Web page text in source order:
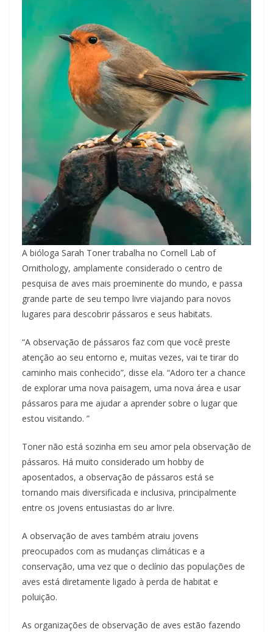
A bióloga Sarah Toner trabalha no Cornell Lab of
Ornithology, amplamente considerado o centro de
pesquisa de aves mais proeminente do mundo, e passa
grande parte de seu tempo livre viajando para novos
lugares para descobrir pássaros e seus habitats.
“A observação de pássaros faz com que você preste
atenção ao seu entorno e, muitas vezes, vai te tirar do
caminho mais conhecido”, disse ela. “Adoro ter a chance
de explorar uma nova paisagem, uma nova área e usar
pássaros para me ajudar a aprender sobre o lugar que
estou visitando. ”
Toner não está sozinha em seu amor pela observação de
pássaros. Há muito considerado um hobby de
aposentados, a observação de pássaros está se
tornando mais diversificada e inclusiva, principalmente
entre os jovens entusiastas do ar livre.
A observação de aves também atraiu jovens
preocupados com as mudanças climáticas e a
conservação, uma vez que o declínio das populações de
aves está diretamente ligado à perda de habitat e
poluição.
As organizações de observação de aves estão fazendo